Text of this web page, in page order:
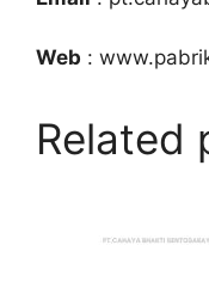
Web :
Related